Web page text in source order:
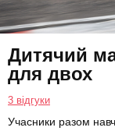
Дитячий
для двох
3 відгуки
Учасники разом